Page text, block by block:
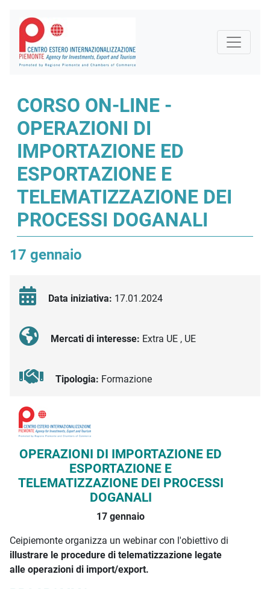
CORSO ON-LINE -
OPERAZIONI DI
IMPORTAZIONE ED
ESPORTAZIONE E
TELEMATIZZAZIONE DEI
PROCESSI DOGANALI
17 gennaio
Data iniziativa: 17.01.2024
Mercati di interesse: Extra UE , UE
Tipologia: Formazione
Descrizione iniziativa
OPERAZIONI DI IMPORTAZIONE ED
ESPORTAZIONE E
TELEMATIZZAZIONE DEI PROCESSI
DOGANALI
17 gennaio
Ceipiemonte organizza un webinar con l'obiettivo di
illustrare le procedure di telematizzazione legate
alle operazioni di import/export.